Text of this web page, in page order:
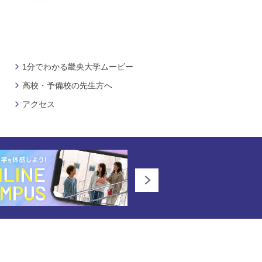
1分でわかる畿央大学ムービー
高校・予備校の先生方へ
アクセス